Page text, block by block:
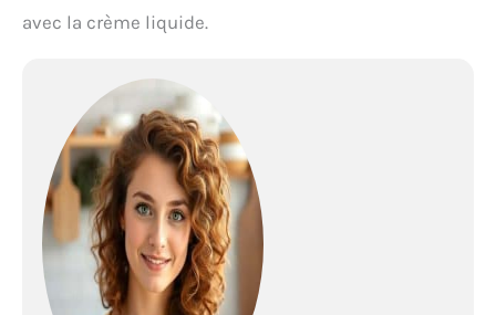
avec la crème liquide.